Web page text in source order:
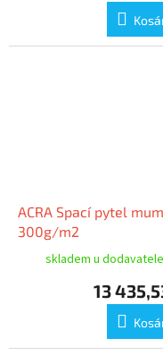
ACRA Spací pytel
300g/m2
skladem u dodavatele
13